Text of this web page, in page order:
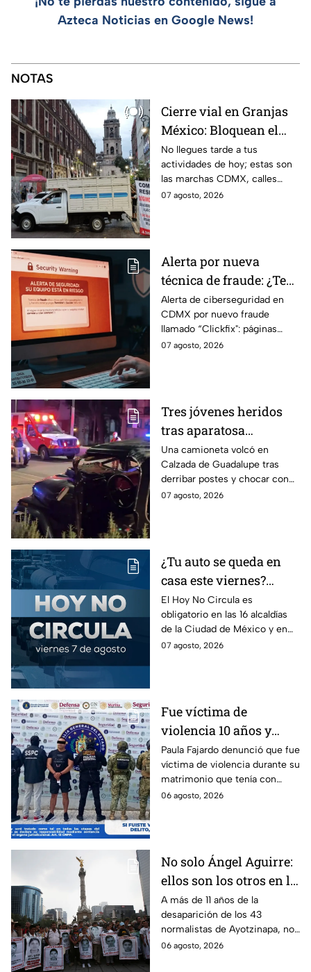
Azteca Noticias en Google News!
NOTAS
Cierre vial en Granjas
México: Bloquean el
paso en Canela y Añil
por protesta
No llegues tarde a tus
actividades de hoy; estas son
las marchas CDMX, calles
cerradas y bloqueos que
07 agosto, 2026
Alerta por nueva
técnica de fraude: ¿Te
piden copiar códigos
extraños en la PC?
Cuidado, podrías ser
víctima del peligroso
Alerta de ciberseguridad en
CDMX por nuevo fraude
llamado “Clickfix": páginas
falsas que engañan para
07 agosto, 2026
Tres jóvenes heridos
tras aparatosa
volcadura en Tepeyac
Insurgentes y operativo
en la Juárez, mientras
dormía
Una camioneta volcó en
Calzada de Guadalupe tras
derribar postes y chocar con
un árbol, dejando a tres
07 agosto, 2026
¿Tu auto se queda en
casa este viernes?
Revisa el Hoy No
Circula de este 7 de
agosto
El Hoy No Circula es
obligatorio en las 16 alcaldías
de la Ciudad de México y en
los municipios conurbados del
07 agosto, 2026
Fue víctima de
violencia 10 años y
hasta ahora detienen al
presunto agresor: el
caso de Paula Fajardo
Paula Fajardo denunció que fue
víctima de violencia durante su
matrimonio que tenía con
Jorge Francisco “N”, quien fue
06 agosto, 2026
No solo Ángel Aguirre:
ellos son los otros en la
lupa por el caso
Ayotzinapa
A más de 11 años de la
desaparición de los 43
normalistas de Ayotzinapa, no
se ha conocido el paradero de
06 agosto, 2026